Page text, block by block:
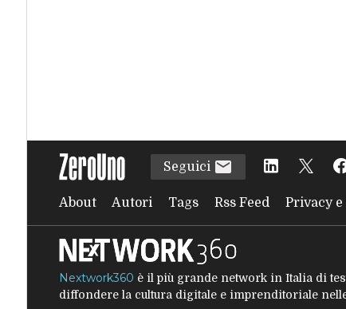
Seguici
About Autori Tags Rss Feed Privacy e
Nextwork360 è il più grande network in Italia di
diffondere la cultura digitale e imprenditoriale